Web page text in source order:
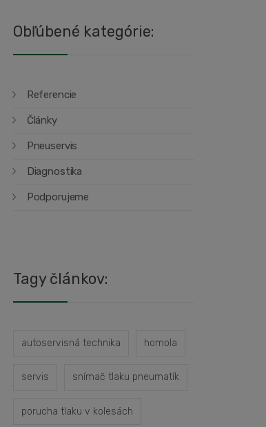
Obľúbené kategórie:
Referencie
Články
Pneuservis
Diagnostika
Podporujeme
Tagy článkov:
autoservisná technika homola
servis snímač tlaku pneumatík
porucha tlaku v kolesách